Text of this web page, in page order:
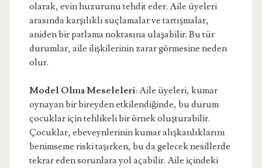
olarak, evin huzurunu tehdit eder. Aile üyeleri
arasında karşılıklı suçlamalar ve tartışmalar,
aniden bir patlama noktasına ulaşabilir. Bu tür
durumlar, aile ilişkilerinin zarar görmesine neden
olur.
Model Olma Meseleleri: Aile üyeleri, kumar
oynayan bir bireyden etkilendiğinde, bu durum
çocuklar için tehlikeli bir örnek oluşturabilir.
Çocuklar, ebeveynlerinin kumar alışkanlıklarını
benimseme riski taşırken, bu da gelecek nesillerde
tekrar eden sorunlara yol açabilir. Aile içindeki